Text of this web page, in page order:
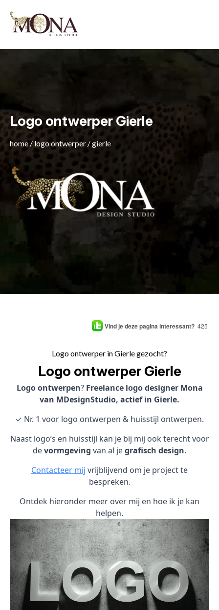
Logo ontwerper Gierle
home /logo ontwerper /gierle
Vind je deze pagina interessant? 425
Logo ontwerper in Gierle gezocht?
Logo ontwerper Gierle
Logo ontwerpen? Freelance logo designer Mona
van MDesignStudio, actief in Gierle.
✓ Nr. 1 voor logo ontwerpen & huisstijl ontwerpen.
Naast logo’s en huisstijl kan je bij mij ook terecht voor
devormgeving van al jegrafisch design.
Contacteer mij vrijblijvend om je project te
bespreken.
Ontdek hieronder meer over mij en hoe ik je kan
helpen.